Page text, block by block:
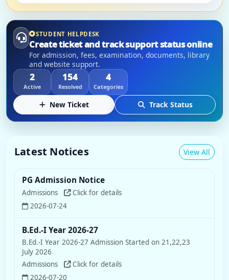
STUDENT HELPDESK
Create ticket and track support status online
For admission, fees, examination, documents, library
and website support.
2
Active
154
Resolved
4
Categories
New Ticket Track Status
Latest Notices View All
PG Admission Notice
B.Ed.-I Year 2026-27
July 2026
Admissions